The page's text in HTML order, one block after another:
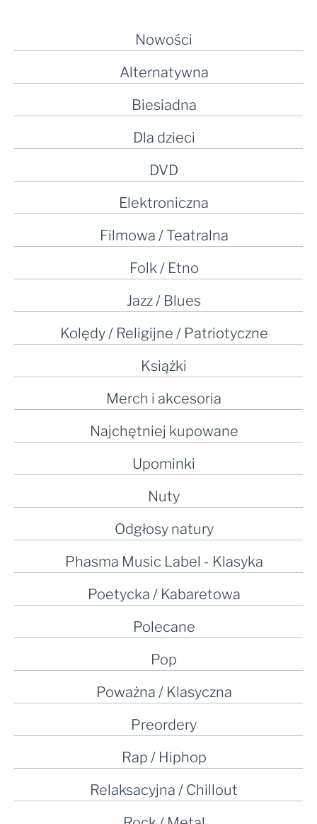
Nowości
Alternatywna
Biesiadna
Dla dzieci
DVD
Elektroniczna
Filmowa / Teatralna
Folk / Etno
Jazz / Blues
Kolędy / Religijne / Patriotyczne
Książki
Merch i akcesoria
Najchętniej kupowane
Upominki
Nuty
Odgłosy natury
Phasma Music Label - Klasyka
Poetycka / Kabaretowa
Polecane
Pop
Poważna / Klasyczna
Preordery
Rap / Hiphop
Relaksacyjna / Chillout